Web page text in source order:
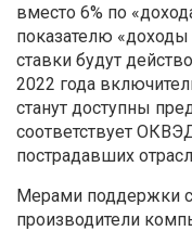
вместо 6% по
показателю
ставки будут
2022 года
станут доступны
соответствует
пострадавших
Мерами поддержки
производители